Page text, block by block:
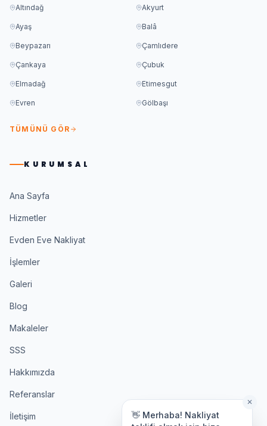
Altındağ Akyurt
Ayaş Balâ
Beypazarı Çamlıdere
Çankaya Çubuk
Elmadağ Etimesgut
Evren Gölbaşı
TÜMÜNÜ GÖR
KURUMSAL
Ana Sayfa
Hizmetler
Evden Eve Nakliyat
İşlemler
Galeri
Blog
Makaleler
SSS
Hakkımızda
Referanslar
İletişim
✕
👋 Merhaba! Nakliyat